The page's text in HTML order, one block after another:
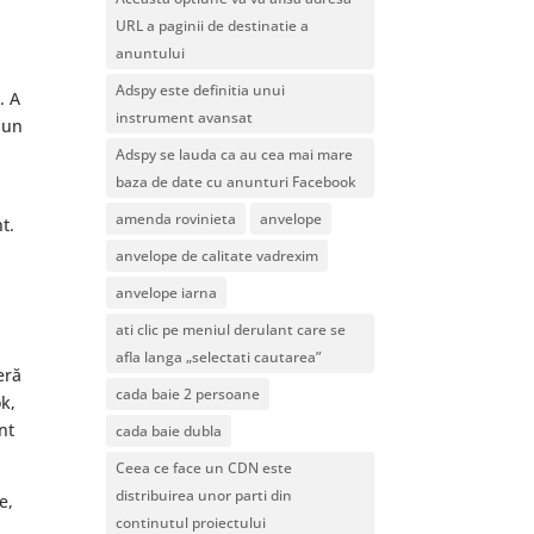
A
chiar
contează
URL a paginii de destinatie a
anuntului
Adspy este definitia unui
instrument avansat
Adspy se lauda ca au cea mai mare
baza de date cu anunturi Facebook
amenda rovinieta
anvelope
anvelope de calitate vadrexim
anvelope iarna
ati clic pe meniul derulant care se
afla langa „selectati cautarea”
cada baie 2 persoane
cada baie dubla
Ceea ce face un CDN este
distribuirea unor parti din
continutul proiectului